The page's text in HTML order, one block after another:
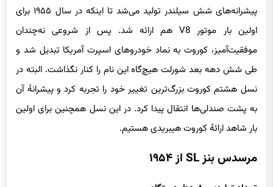
پیشرانه‌های شش سیلندر تولید می‌شد تا اینکه در سال ۱۹۵۵ برای
اولین بار موتور V8 هم ارائه شد. پس از شروعی نه‌چندان
موفقیت‌آمیز، کوروت به نماد خودروهای اسپرت آمریکا تبدیل شد و
طی شش دهه بعد شورلت هیچ‌گاه این نام را کنار نگذاشت. البته در
نسل هشتم کوروت بزرگ‌ترین تغییر خود را تجربه کرد و پیشرانهٔ آن
به پشت صندلی‌ها انتقال پیدا کرد. در این نسل همچنین برای اولین
بار شاهد ارائهٔ کوروت هیبریدی هستیم.
مرسدس بنز SL از ۱۹۵۴